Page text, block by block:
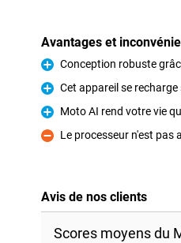
Avantages et
Pour
Conception robuste
Pour
Cet appareil se
Pour
Moto AI rend votre vie
Contre
Le processeur n'est pas
Avis de nos clients
Scores moyens du